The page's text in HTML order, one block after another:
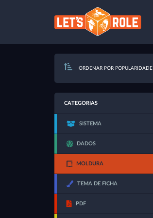
ORDENAR POR POPULARIDADE
CATEGORIAS
SISTEMA
DADOS
MOLDURA
TEMA DE FICHA
PDF